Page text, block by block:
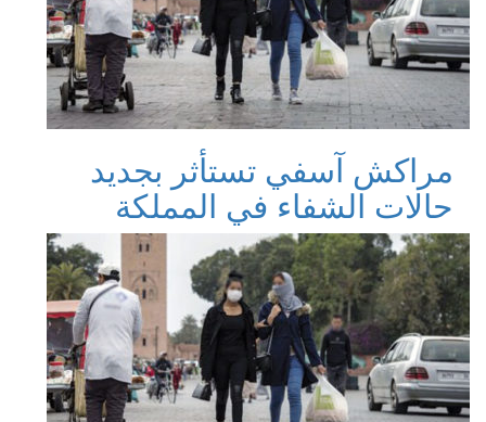
مراكش آسفي تستأثر بجديد
حالات الشفاء في المملكة